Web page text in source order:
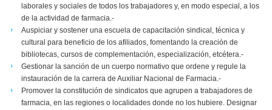
laborales y sociales de todos los trabajadores y, en modo especial, a los
de la actividad de farmacia.-
Auspiciar y sostener una escuela de capacitación sindical, técnica y
cultural para beneficio de los afiliados, fomentando la creación de
bibliotecas, cursos de complementación, especialización, etcétera.-
Gestionar la sanción de un cuerpo normativo que ordene y regule la
instauración de la carrera de Auxiliar Nacional de Farmacia.-
Promover la constitución de sindicatos que agrupen a trabajadores de
farmacia, en las regiones o localidades donde no los hubiere. Designar